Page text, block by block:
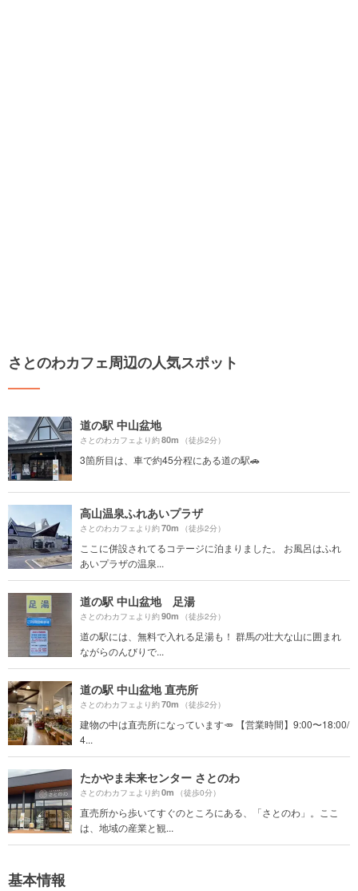
さとのわカフェ周辺の人気スポット
道の駅 中山盆地
さとのわカフェより約80m （徒歩2分）
3箇所目は、車で約45分程にある道の駅🚗
高山温泉ふれあいプラザ
さとのわカフェより約70m （徒歩2分）
ここに併設されてるコテージに泊まりました。 お風呂はふれ
あいプラザの温泉...
道の駅 中山盆地 足湯
さとのわカフェより約90m （徒歩2分）
道の駅には、無料で入れる足湯も！ 群馬の壮大な山に囲まれ
ながらのんびりで...
道の駅 中山盆地 直売所
さとのわカフェより約70m （徒歩2分）
建物の中は直売所になっています🥕 【営業時間】9:00〜18:00/
4...
たかやま未来センター さとのわ
さとのわカフェより約0m （徒歩0分）
直売所から歩いてすぐのところにある、「さとのわ」。ここ
は、地域の産業と観...
基本情報